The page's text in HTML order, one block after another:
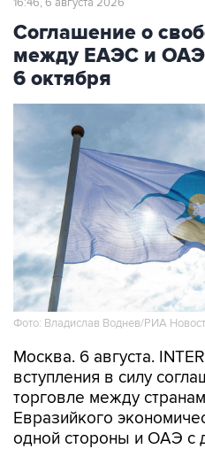
Соглашение о
между ЕАЭС и ОАЭ
6 октября
Фото: Владислав Воднев/РИА
Москва. 6 августа.
вступления в силу
торговле между
Евразийкого
одной стороны и ОАЭ с